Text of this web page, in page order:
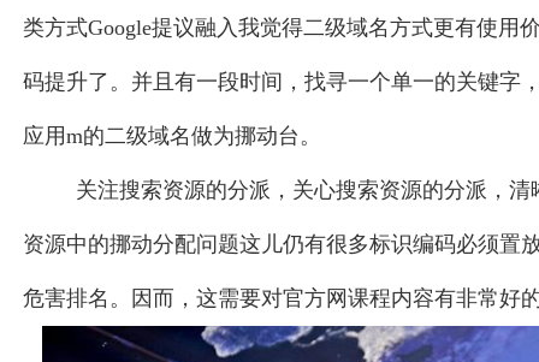
类方式Google提议融入我觉得二级域名方式更有使用
码提升了。并且有一段时间，找寻一个单一的关键字
应用m的二级域名做为挪动台。
关注搜索资源的分派，关心搜索资源的分派，
资源中的挪动分配问题这儿仍有很多标识编码必须置
危害排名。因而，这需要对官方网课程内容有非常好